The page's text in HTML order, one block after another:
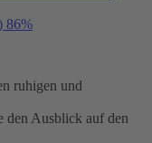
86%
ruhigen und
den Ausblick auf den